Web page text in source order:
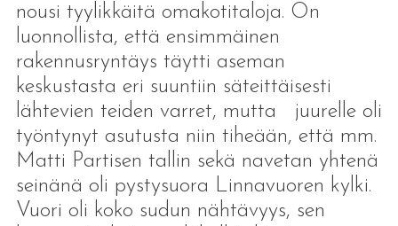
nousi tyylikkäitä omakotitaloja. On
luonnollista, että ensimmäinen
rakennusryntäys täytti aseman
keskustasta eri suuntiin säteittäisesti
lähtevien teiden varret, mutta juurelle oli
työntynyt asutusta niin tiheään, että mm.
Matti Partisen tallin sekä navetan yhtenä
seinänä oli pystysuora Linnavuoren kylki.
Vuori oli koko sudun nähtävyys, sen